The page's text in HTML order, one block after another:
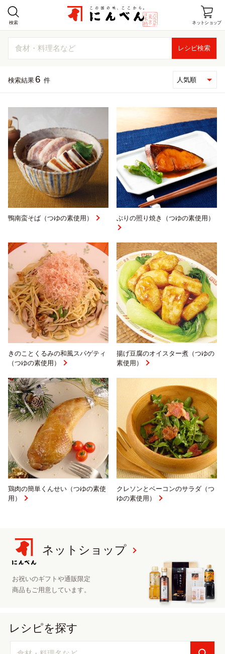
検索 ネットショップ
商品情報
レシピ
店舗情報
にんべんとは
企業情報
お客様窓口
English
プライバシーポリシー
サイトマップ
検索結果 6 件
鴨南蛮そば（つゆの素使用） ぶりの照り焼き（つゆの素使用）
きのことくるみの和風スパゲティ
（つゆの素使用）
揚げ豆腐のオイスター煮（つゆの
素使用）
鶏肉の簡単くんせい（つゆの素使
用）
クレソンとベーコンのサラダ（つ
ゆの素使用）
ネットショップ
お祝いのギフトや通販限定
商品も ご用意しています。
レシピを探す